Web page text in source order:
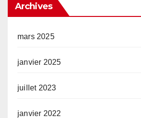
Archives
mars 2025
janvier 2025
juillet 2023
janvier 2022